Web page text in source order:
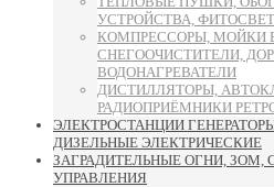
УСТРОЙСТВА,
КОМПРЕССОРЫ, МОЙКИ
СНЕГООЧИСТИТЕЛИ,
ВОДОНАГРЕВАТЕЛИ
ДИСТИЛЛЯТОРЫ,
РАДИОПРИЁМНИКИ
ЭЛЕКТРОСТАНЦИИ
ДИЗЕЛЬНЫЕ ЭЛЕКТРИЧЕСКИЕ
ЗАГРАДИТЕЛЬНЫЕ ОГНИ, ЗОМ,
УПРАВЛЕНИЯ